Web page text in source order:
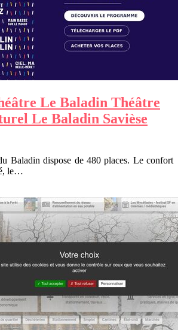
Le Baladin Théâtre
Le Baladin Savièse
Baladin dispose de 480 places. Le confort
le…